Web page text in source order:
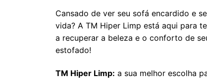
Cansado de ver seu sofá encardido e
vida? A TM Hiper Limp está aqui para
a recuperar a beleza e o conforto de
estofado!
TM Hiper Limp: a sua melhor escolha